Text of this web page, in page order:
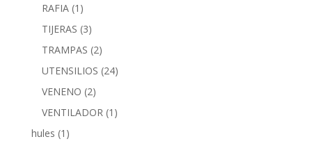
RAFIA (1)
TIJERAS (3)
TRAMPAS (2)
UTENSILIOS (24)
VENENO (2)
VENTILADOR (1)
hules (1)